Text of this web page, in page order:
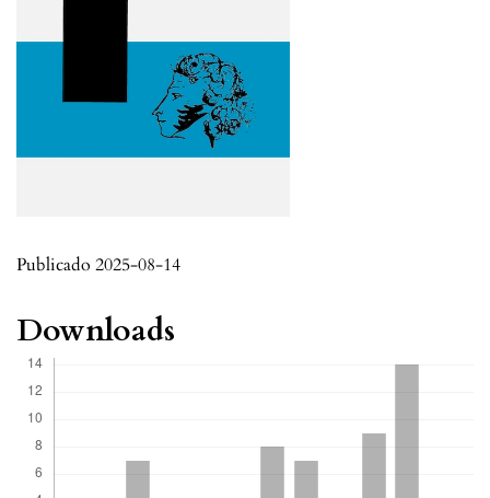
Publicado 2025-08-14
Downloads